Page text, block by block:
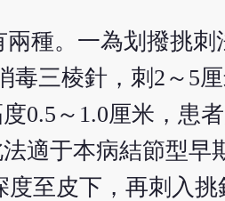
種。一為划撥挑刺
三棱針，刺2～5厘
0.5～1.0厘米，患
適于本病結節型早
至皮下，再刺入挑